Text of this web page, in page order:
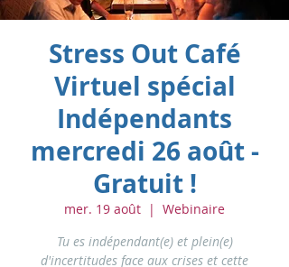
Stress Out Café
Virtuel spécial
Indépendants
mercredi 26 août -
Gratuit !
mer. 19 août
  |
Webinaire
Tu es indépendant(e) et plein(e)
d'incertitudes face aux crises et cette